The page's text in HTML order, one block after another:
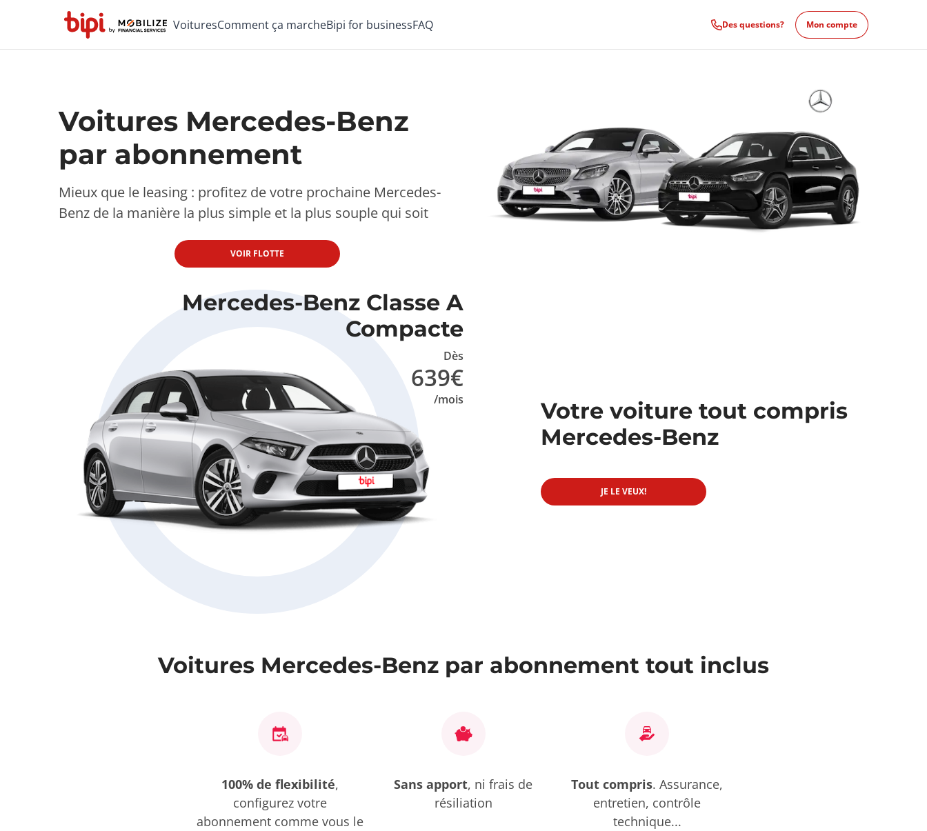
VoituresComment ça marcheBipi for businessFAQ Des questions? Mon compte
Voitures Mercedes-Benz
par abonnement
Mieux que le leasing : profitez de votre prochaine Mercedes-
Benz de la manière la plus simple et la plus souple qui soit
VOIR FLOTTE
Mercedes-Benz Classe A
Compacte
Dès
639€
/mois
Votre voiture tout compris
Mercedes-Benz
JE LE VEUX!
Voitures Mercedes-Benz par abonnement tout inclus
100% de flexibilité,
configurez votre
abonnement comme vous le
Sans apport, ni frais de
résiliation
Tout compris. Assurance,
entretien, contrôle
technique...